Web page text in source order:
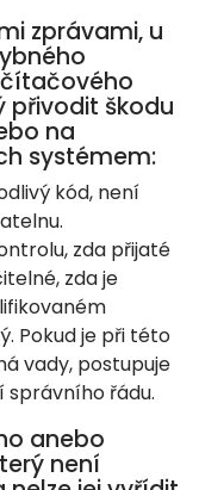
zprávami, u
přivodit škodu
na
systémem:
kód, není
zda přijaté
zda je
Pokud je při této
vady, postupuje
správního řádu.
anebo
není